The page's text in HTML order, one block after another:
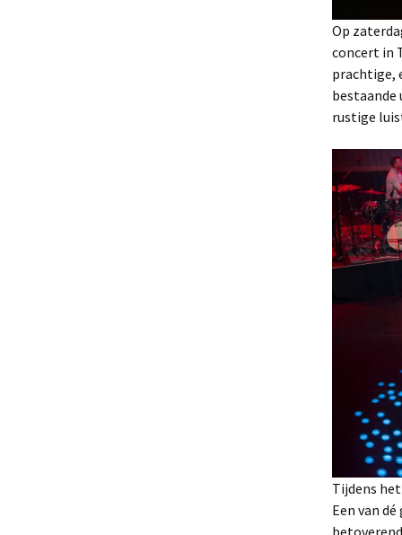
Op
concert in
prachtige,
bestaande
rustige
Tijdens
Een van